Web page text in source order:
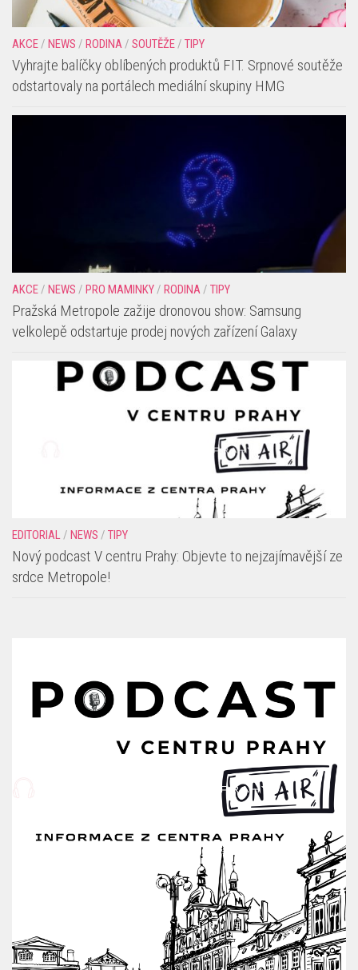
AKCE/ NEWS / RODINA/ SOUTĚŽE/ TIPY
Vyhrajte balíčky oblíbených produktů FIT. Srpnové soutěže
odstartovaly na portálech mediální skupiny HMG
AKCE/ NEWS / PRO MAMINKY/ RODINA/ TIPY
Pražská Metropole zažije dronovou show: Samsung
velkolepě odstartuje prodej nových zařízení Galaxy
EDITORIAL/ NEWS / TIPY
Nový podcast V centru Prahy: Objevte to nejzajímavější ze
srdce Metropole!